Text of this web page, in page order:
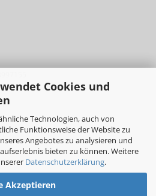
Cookies und
Technologien, auch von
Funktionsweise der Website zu
Angebotes zu analysieren und
bieten zu können. Weitere
Datenschutzerklärung.
Akzeptieren